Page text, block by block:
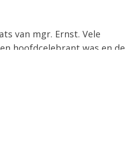
van mgr. Ernst. Vele
hoofdcelebrant was en de